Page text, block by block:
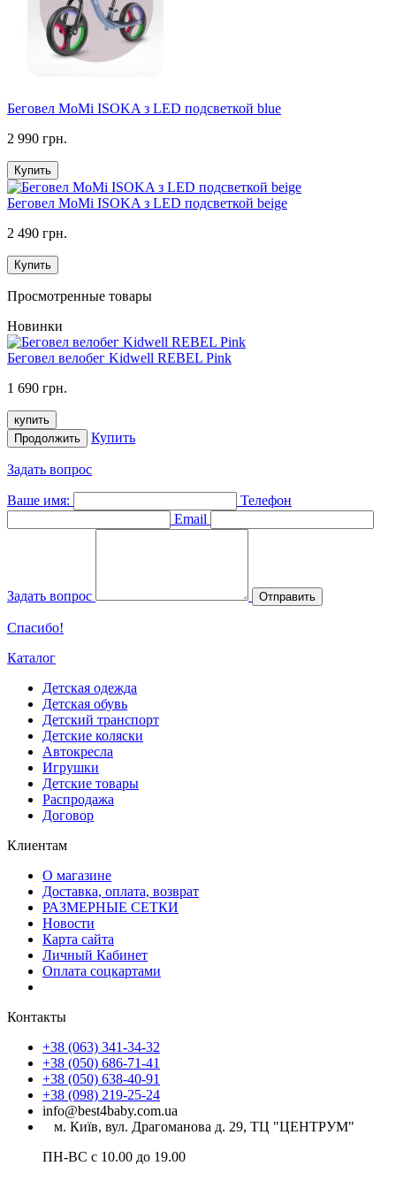
Беговел MoMi ISOKA з LED подсветкой blue
2 990 грн.
Купить
Беговел MoMi ISOKA з LED подсветкой beige
2 490 грн.
Купить
Просмотренные товары
Новинки
Беговел велобег Kidwell REBEL Pink
1 690 грн.
купить
Продолжить
Купить
Задать вопрос
Ваше имя:
Телефон
Email
Задать вопрос Отправить
Спасибо!
Каталог
Детская одежда
Детская обувь
Детский транспорт
Детские коляски
Автокресла
Игрушки
Детские товары
Распродажа
Договор
Клиентам
О магазине
Доставка, оплата, возврат
РАЗМЕРНЫЕ СЕТКИ
Новости
Карта сайта
Личный Кабинет
Оплата соцкартами
Контакты
+38 (063) 341-34-32
+38 (050) 686-71-41
+38 (050) 638-40-91
+38 (098) 219-25-24
info@best4baby.com.ua
м. Київ, вул. Драгоманова д. 29, ТЦ "ЦЕНТРУМ"
ПН-ВС с 10.00 до 19.00